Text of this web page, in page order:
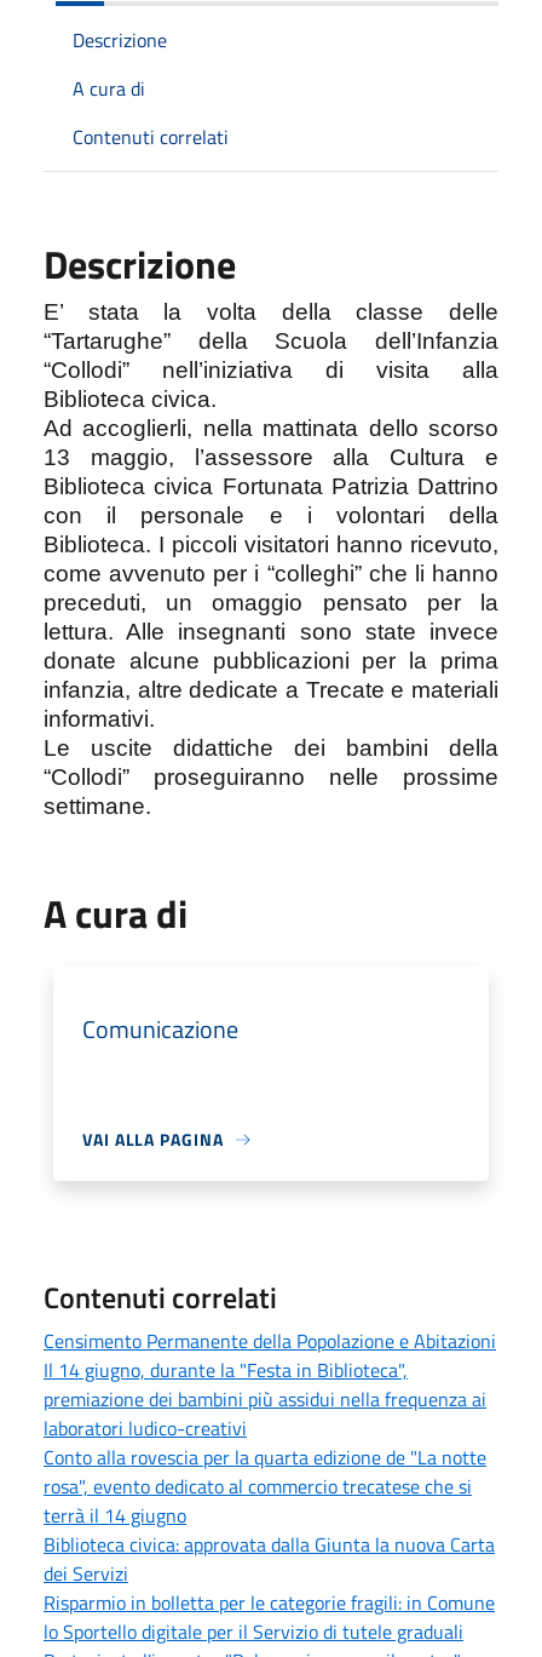
Descrizione
A cura di
Contenuti correlati
Descrizione
E’ stata la volta della classe delle
“Tartarughe” della Scuola dell’Infanzia
“Collodi” nell’iniziativa di visita alla
Biblioteca civica.
Ad accoglierli, nella mattinata dello scorso
13 maggio, l’assessore alla Cultura e
Biblioteca civica Fortunata Patrizia Dattrino
con il personale e i volontari della
Biblioteca. I piccoli visitatori hanno ricevuto,
come avvenuto per i “colleghi” che li hanno
preceduti, un omaggio pensato per la
lettura. Alle insegnanti sono state invece
donate alcune pubblicazioni per la prima
infanzia, altre dedicate a Trecate e materiali
informativi.
Le uscite didattiche dei bambini della
“Collodi” proseguiranno nelle prossime
settimane.
A cura di
Comunicazione
VAI ALLA PAGINA
Contenuti correlati
Censimento Permanente della Popolazione e Abitazioni
Il 14 giugno, durante la "Festa in Biblioteca",
premiazione dei bambini più assidui nella frequenza ai
laboratori ludico-creativi
Conto alla rovescia per la quarta edizione de "La notte
rosa", evento dedicato al commercio trecatese che si
terrà il 14 giugno
Biblioteca civica: approvata dalla Giunta la nuova Carta
dei Servizi
Risparmio in bolletta per le categorie fragili: in Comune
lo Sportello digitale per il Servizio di tutele graduali